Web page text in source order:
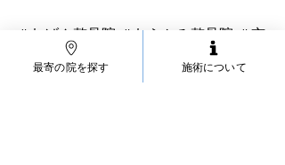
＃むげん整骨院 ＃むらかみ整骨院 ＃京
都 ＃四条河原町 ＃四条烏丸 ＃西院 ＃
山科 ＃伏見 ＃城陽 ＃京田辺 ＃滋賀 ＃
最寄の院を探す 施術について